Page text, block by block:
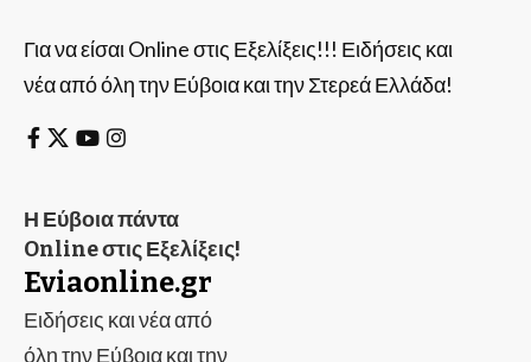
Για να είσαι Online στις Εξελίξεις!!! Ειδήσεις και
νέα από όλη την Εύβοια και την Στερεά Ελλάδα!
Η Εύβοια πάντα
Online στις Εξελίξεις!
Eviaonline.gr
Ειδήσεις και νέα από
όλη την Εύβοια και την